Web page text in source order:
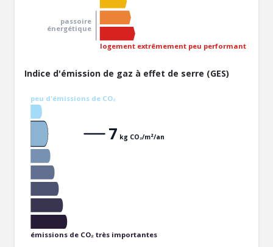
logement extrêmement peu performant
passoire
énergétique
Indice d'émission de gaz à effet de serre (GES)
peu d'émissions de CO₂
émissions de CO₂ très importantes
7 kg CO₂/m²/an